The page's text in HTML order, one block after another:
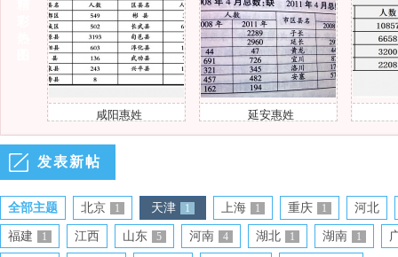
风
咸阳惠姓 延安惠姓
发表新帖
全部主题 北京 1 天津 1 上海 1 重庆 1 河北
福建 1 江西 山东 5 河南 4 湖北 1 湖南 1